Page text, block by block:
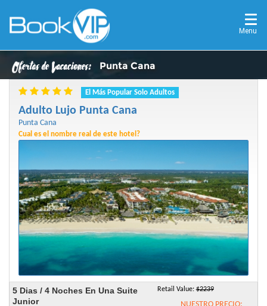
Menu
Punta Cana
El Más Popular Solo Adultos
Adulto Lujo Punta Cana
Punta Cana
Cual es el nombre real de este hotel?
5 Dias / 4 Noches En Una Suite
Junior
Retail Value:$2239